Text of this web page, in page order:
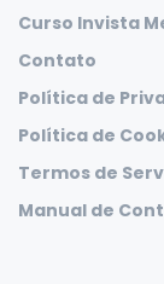
Curso Invista
Contato
Política de
Política de
Termos de
Manual de